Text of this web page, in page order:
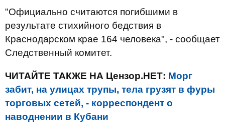
"Официально считаются погибшими в
результате стихийного бедствия в
Краснодарском крае 164 человека", - сообщает
Следственный комитет.
ЧИТАЙТЕ ТАКЖЕ НА Цензор.НЕТ: Морг
забит, на улицах трупы, тела грузят в фуры
торговых сетей, - корреспондент о
наводнении в Кубани